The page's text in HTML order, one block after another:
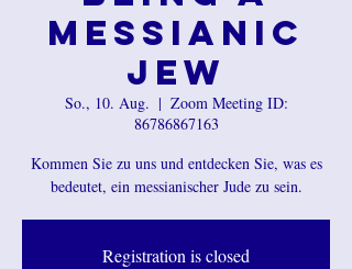
Messianic
Jew
So., 10. Aug.
  |
Zoom Meeting ID:
86786867163
Kommen Sie zu uns und entdecken Sie, was es
bedeutet, ein messianischer Jude zu sein.
Registration is closed